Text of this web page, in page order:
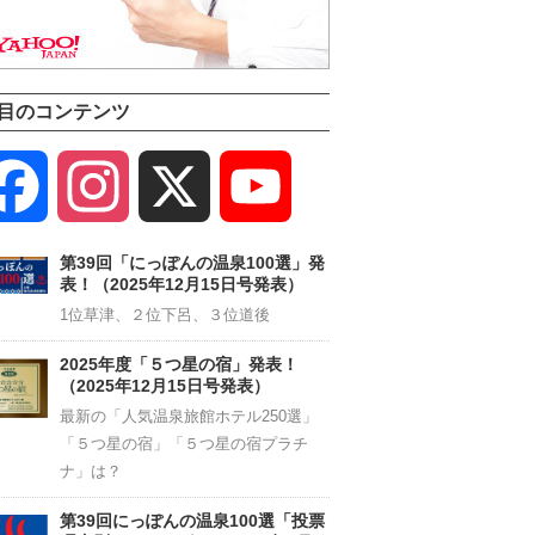
のコンテンツ
Facebook Instagram
Channel
第39回「にっぽんの温泉100選」発
表！（2025年12月15日号発表）
1位草津、２位下呂、３位道後
2025年度「５つ星の宿」発表！
（2025年12月15日号発表）
最新の「人気温泉旅館ホテル250選」
「５つ星の宿」「５つ星の宿プラチ
ナ」は？
第39回にっぽんの温泉100選「投票